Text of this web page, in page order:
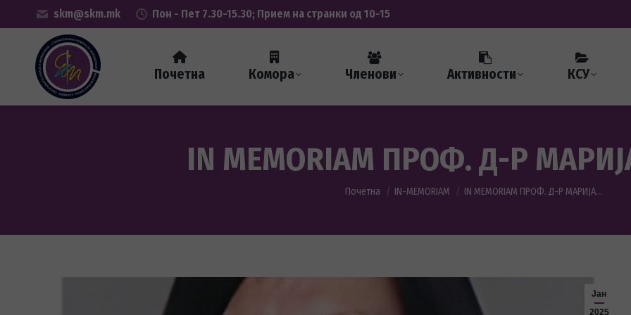
skm@skm.mk Пон - Пет 7.30-15.30; Прием на странки од 10-15
Почетна Комора Членови Активности КСУ
IN MEMORIAM ПРОФ. Д-Р
You are here:
Почетна IN-MEMORIAM IN MEMORIAM ПРОФ. Д-Р МАРИЈА…
Јан
2025